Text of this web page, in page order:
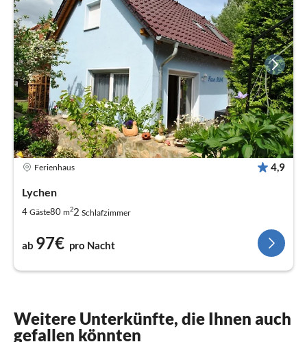
Ferienhaus 4,9
Lychen
4 Gäste80 m22 Schlafzimmer
ab 97€ pro Nacht
Weitere Unterkünfte, die Ihnen auch
gefallen könnten